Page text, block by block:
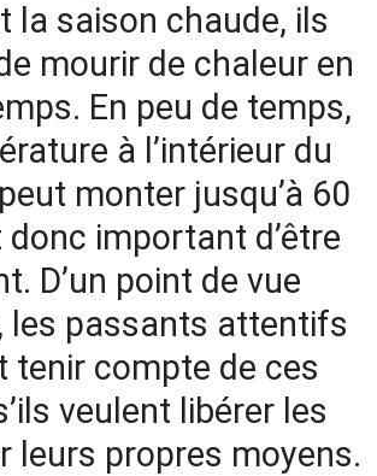
la saison chaude, ils
mourir de chaleur en
En peu de temps,
à l’intérieur du
monter jusqu’à 60
donc important d’être
D’un point de vue
les passants attentifs
tenir compte de ces
veulent libérer les
leurs propres moyens.